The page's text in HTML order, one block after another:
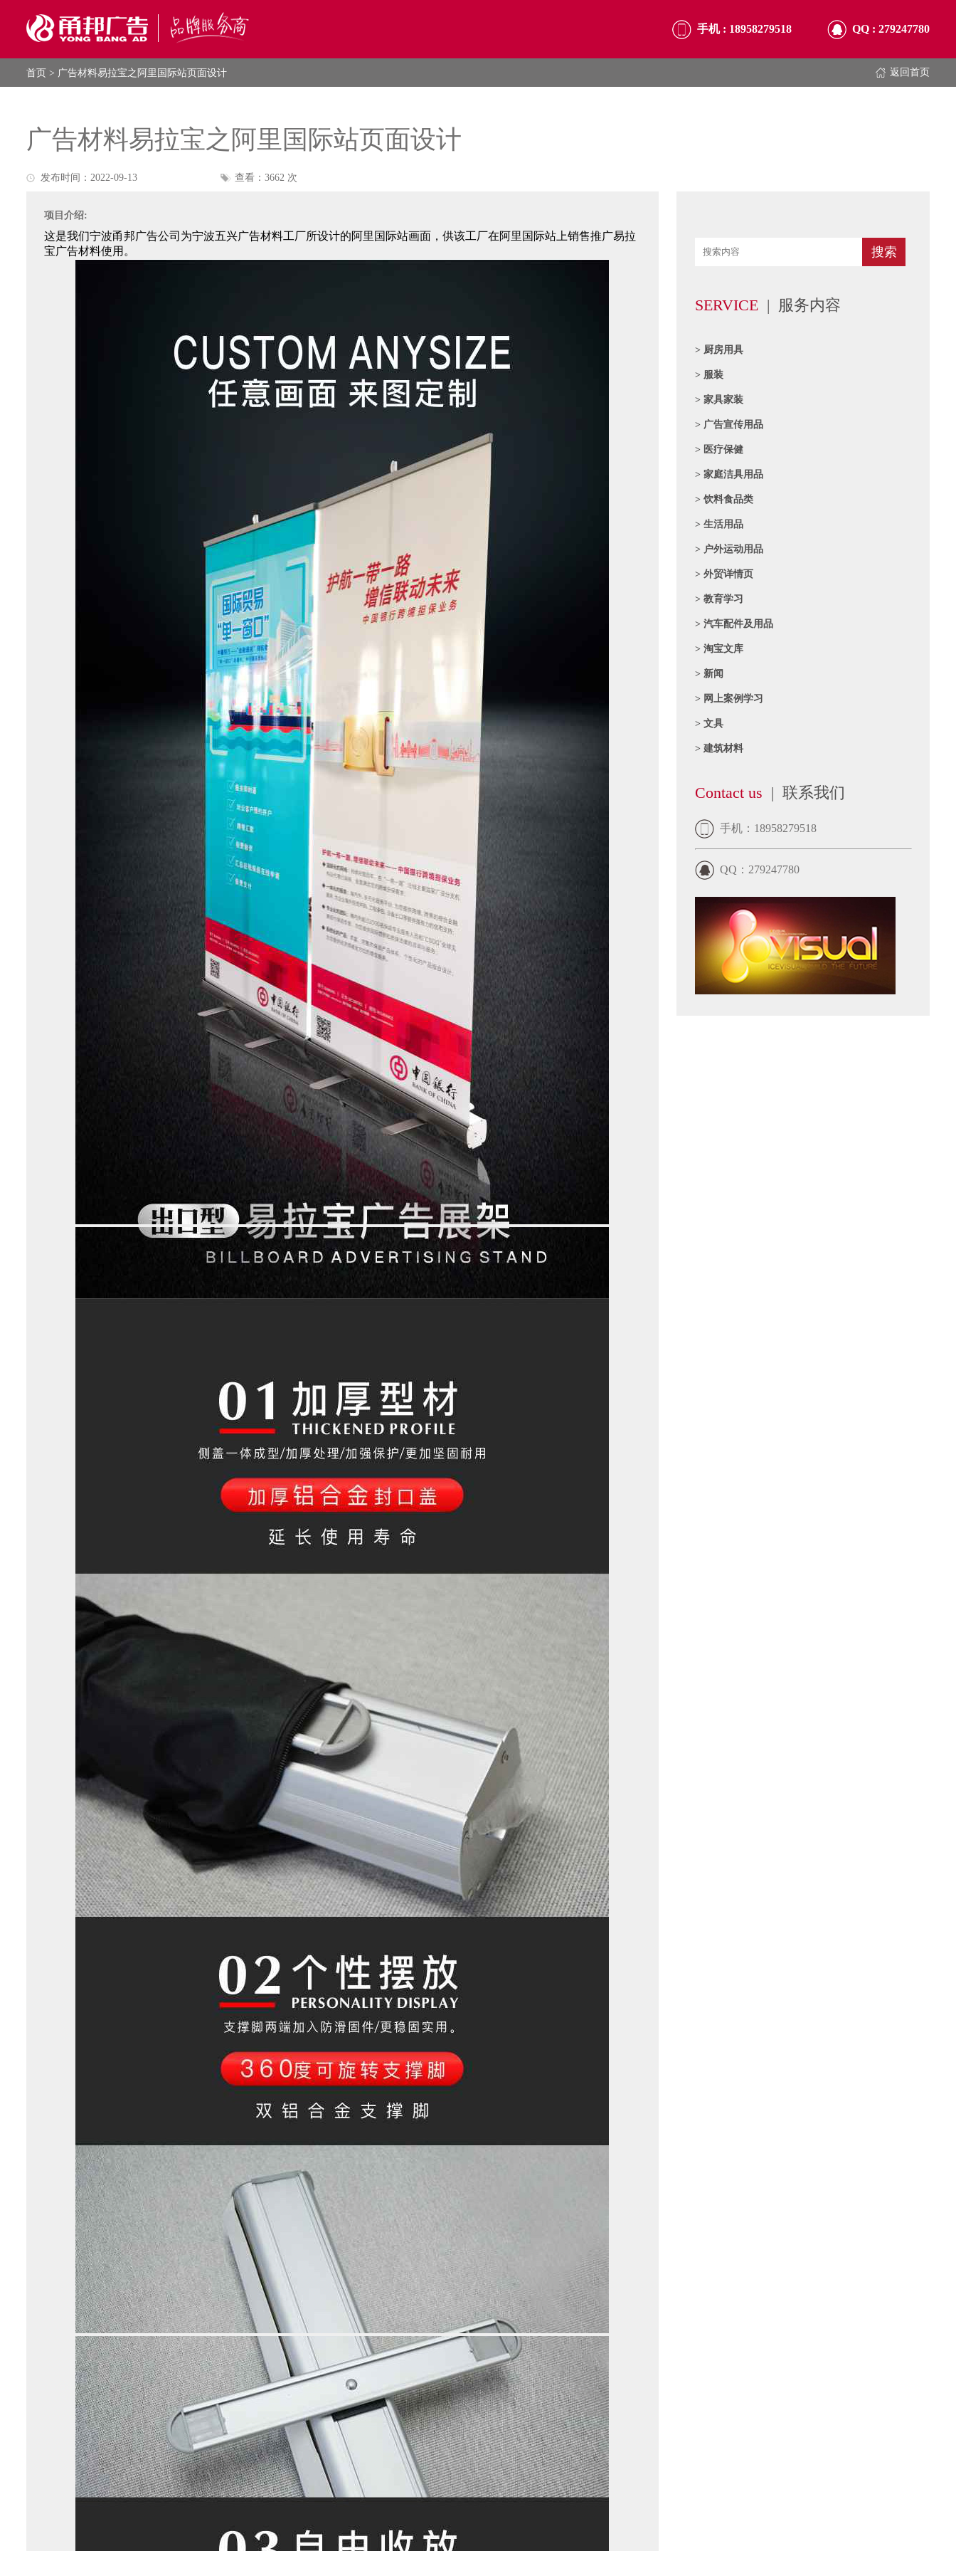
手机 : 18958279518 QQ : 279247780
首页 > 广告材料易拉宝之阿里国际站页面设计 返回首页
广告材料易拉宝之阿里国际站页面设计
发布时间：2022-09-13 查看：3662 次
项目介绍:
这是我们宁波甬邦广告公司为宁波五兴广告材料工厂所设计的阿里国际站画面，供该工厂在阿里国际站上销售推广易拉
宝广告材料使用。
SERVICE| 服务内容
> 厨房用具
> 服装
> 家具家装
> 广告宣传用品
> 医疗保健
> 家庭洁具用品
> 饮料食品类
> 生活用品
> 户外运动用品
> 外贸详情页
> 教育学习
> 汽车配件及用品
> 淘宝文库
> 新闻
> 网上案例学习
> 文具
> 建筑材料
Contact us | 联系我们
手机：18958279518
QQ：279247780